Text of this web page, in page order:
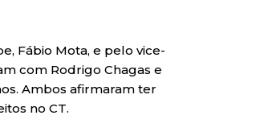
Fábio Mota, e pelo vice-
com Rodrigo Chagas e
Ambos afirmaram ter
no CT.